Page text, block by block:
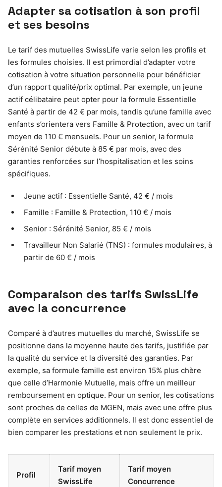
Adapter sa cotisation à son profil
et ses besoins
Le tarif des mutuelles SwissLife varie selon les profils et
les formules choisies. Il est primordial d’adapter votre
cotisation à votre situation personnelle pour bénéficier
d’un rapport qualité/prix optimal. Par exemple, un jeune
actif célibataire peut opter pour la formule Essentielle
Santé à partir de 42 € par mois, tandis qu’une famille avec
enfants s’orientera vers Famille & Protection, avec un tarif
moyen de 110 € mensuels. Pour un senior, la formule
Sérénité Senior débute à 85 € par mois, avec des
garanties renforcées sur l’hospitalisation et les soins
spécifiques.
Jeune actif : Essentielle Santé, 42 € / mois
Famille : Famille & Protection, 110 € / mois
Senior : Sérénité Senior, 85 € / mois
Travailleur Non Salarié (TNS) : formules modulaires, à
partir de 60 € / mois
Comparaison des tarifs SwissLife
avec la concurrence
Comparé à d’autres mutuelles du marché, SwissLife se
positionne dans la moyenne haute des tarifs, justifiée par
la qualité du service et la diversité des garanties. Par
exemple, sa formule famille est environ 15% plus chère
que celle d’Harmonie Mutuelle, mais offre un meilleur
remboursement en optique. Pour un senior, les cotisations
sont proches de celles de MGEN, mais avec une offre plus
complète en services additionnels. Il est donc essentiel de
bien comparer les prestations et non seulement le prix.
Profil
Tarif moyen
SwissLife
Tarif moyen
Concurrence